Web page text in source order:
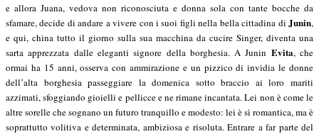
e allora Juana, vedova non riconosciuta e donna sola con tante bocche da
sfamare, decide di andare a vivere con i suoi figli nella bella cittadina di Junin,
e qui, china tutto il giorno sulla sua macchina da cucire Singer, diventa una
sarta apprezzata dalle eleganti signore della borghesia. A Junin Evita, che
ormai ha 15 anni, osserva con ammirazione e un pizzico di invidia le donne
dell’alta borghesia passeggiare la domenica sotto braccio ai loro mariti
azzimati, sfoggiando gioielli e pellicce e ne rimane incantata. Lei non è come le
altre sorelle che sognano un futuro tranquillo e modesto: lei è sì romantica, ma è
soprattutto volitiva e determinata, ambiziosa e risoluta. Entrare a far parte del